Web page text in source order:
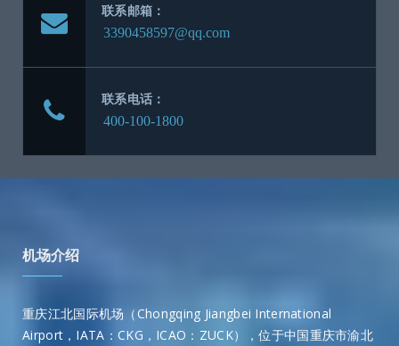
联系邮箱：
联系电话：
机场介绍
重庆江北国际机场（Chongqing Jiangbei International
Airport，IATA：CKG，ICAO：ZUCK），位于中国重庆市渝北